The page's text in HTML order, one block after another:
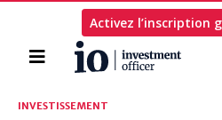
Accueil
Activez l’inscription
Rechercher
INVESTISSEMENT